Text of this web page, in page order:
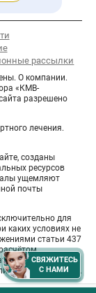
рассылки
О компании.
«КМВ-
разрешено
лечения.
созданы
ресурсов
ущемляют
почты
для
каких условиях не
статьи 437
обращайтесь к
отправьте заявку.
СВЯЖИТЕСЬ
С НАМИ
СВЯЖИТЕСЬ
С НАМИ